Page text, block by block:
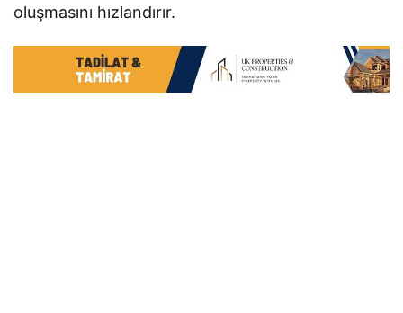
oluşmasını hızlandırır.